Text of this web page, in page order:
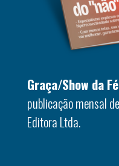
Graça/Show da Fé
publicação mensal
Editora Ltda.